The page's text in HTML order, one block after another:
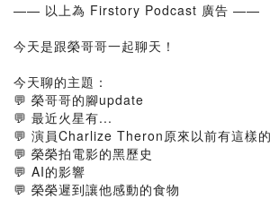
—— 以上為 Firstory Podcast 廣告 ——
今天是跟榮哥哥一起聊天！
今天聊的主題：
💬 榮哥哥的腳update
💬 最近火星有...
💬 演員Charlize Theron原來以前有這樣
💬 榮榮拍電影的黑歷史
💬 AI的影響
💬 榮榮遲到讓他感動的食物